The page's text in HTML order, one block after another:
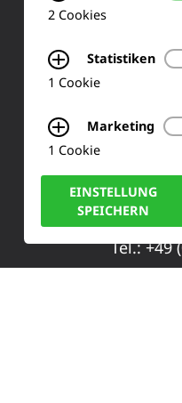
FAQ
50170
Tel.: +49
2 Cookies
Statistiken
1 Cookie
Marketing
1 Cookie
EINSTELLUNG
SPEICHERN